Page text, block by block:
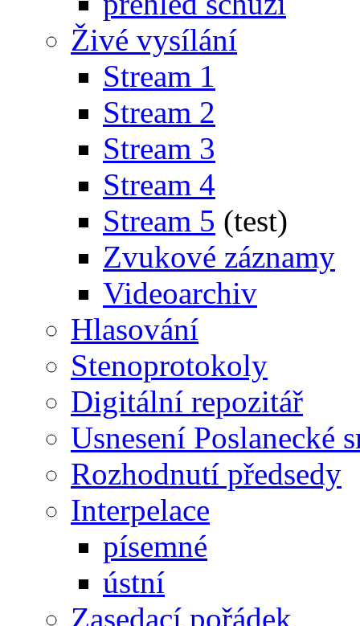
Živé vysílání
Stream 1
Stream 2
Stream 3
Stream 4
Stream 5 (test)
Zvukové záznamy
Videoarchiv
Hlasování
Stenoprotokoly
Digitální repozitář
Usnesení Poslanecké
Rozhodnutí předsedy
Interpelace
písemné
ústní
Zasedací pořádek